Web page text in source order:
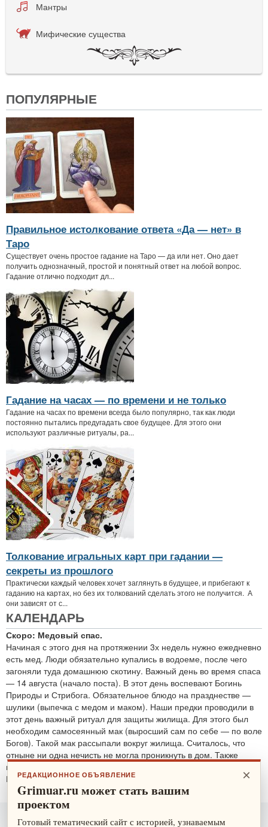
Мантры
Мифические существа
ПОПУЛЯРНЫЕ
Правильное истолкование ответа «Да — нет» в
Таро
Существует очень простое гадание на Таро — да или нет. Оно дает
получить однозначный, простой и понятный ответ на любой вопрос.
Гадание отлично подходит дл...
Гадание на часах — по времени и не только
Гадание на часах по времени всегда было популярно, так как люди
постоянно пытались предугадать свое будущее. Для этого они
используют различные ритуалы, ра...
Толкование игральных карт при гадании —
секреты из прошлого
Практически каждый человек хочет заглянуть в будущее, и прибегают к
гаданию на картах, но без их толкований сделать этого не получится. А
они зависят от с...
КАЛЕНДАРЬ
Скоро: Медовый спас.
Начиная с этого дня на протяжении 3х недель нужно ежедневно
есть мед. Люди обязательно купались в водоеме, после чего
загоняли туда домашнюю скотину. Важный день во время спаса
— 14 августа (начало поста). В этот день воспевают Богинь
Природы и Стрибога. Обязательное блюдо на празднестве —
шулики (выпечка с медом и маком). Наши предки проводили в
этот день важный ритуал для защиты жилища. Для этого был
необходим самосеянный мак (выросший сам по себе — по воле
Богов). Такой мак рассыпали вокруг жилища. Считалось, что
отныне ни одна нечисть не могла проникнуть в дом. Также
проводятся обряды для защиты от злобных духов.
По теме:защитные ритуалы ×
РЕДАКЦИОННОЕ ОБЪЯВЛЕНИЕ
Grimuar.ru может стать вашим
проектом
Готовый тематический сайт с историей, узнаваемым